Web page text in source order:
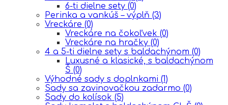
6-ti dielne sety (0)
Perinka a vankúš – výplň (3)
Vreckáre (0)
Vreckáre na čokoľvek (0)
Vreckáre na hračky (0)
4 a 5-ti dielne sety s baldachýnom (0)
Luxusné a klasické, s baldachýnom
Š (0)
Výhodné sady s doplnkami (1)
Sady sa zavinovačkou zadarmo (0)
Sady do kolísok (5)